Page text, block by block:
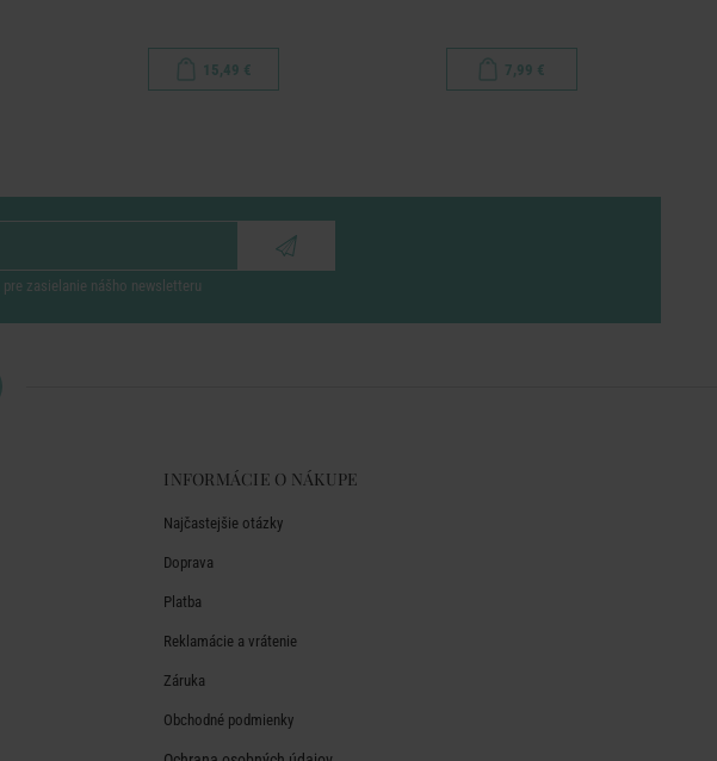
15,49 € 7,99 €
pre zasielanie nášho newsletteru
INFORMÁCIE O NÁKUPE
Najčastejšie otázky
Doprava
Platba
Reklamácie a vrátenie
Záruka
Obchodné podmienky